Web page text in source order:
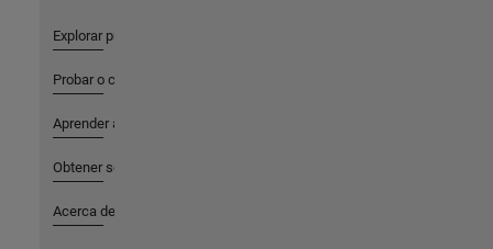
Explorar productos
Probar o comprar
Aprender a utilizar
Obtener soporte
Acerca de MathWorks